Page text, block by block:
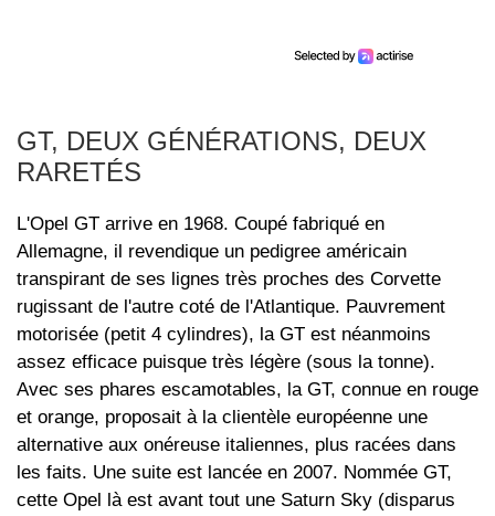
GT, DEUX GÉNÉRATIONS, DEUX
RARETÉS
L'Opel GT arrive en 1968. Coupé fabriqué en
Allemagne, il revendique un pedigree américain
transpirant de ses lignes très proches des Corvette
rugissant de l'autre coté de l'Atlantique. Pauvrement
motorisée (petit 4 cylindres), la GT est néanmoins
assez efficace puisque très légère (sous la tonne).
Avec ses phares escamotables, la GT, connue en rouge
et orange, proposait à la clientèle européenne une
alternative aux onéreuse italiennes, plus racées dans
les faits. Une suite est lancée en 2007. Nommée GT,
cette Opel là est avant tout une Saturn Sky (disparus